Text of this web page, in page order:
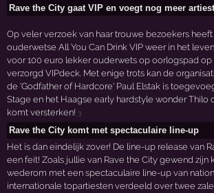
Rave the City gaat VIP en voegt nog meer
Op veler verzoek van haar trouwe bezoekers
ouderwetse All You Can Drink VIP weer in het
voor 100 euro lekker ouderwets op oorlogspad
verzorgd VIPdeck. Met enige trots kan de
de 'Godfather of Hardcore' Paul Elstak is
Stage en het Haagse early hardstyle wonder Thilo
komt versterken! 3
Rave the City komt met spectaculaire line-up
Het is dan eindelijk zover! De line-up release van
een feit! Zoals jullie van Rave the City gewend zijn
wederom met een spectaculaire line-up van
internationale topartiesten verdeeld over twee